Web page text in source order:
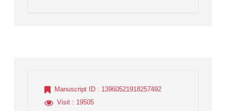
Manuscript ID : 13960521918257492
Visit : 19505